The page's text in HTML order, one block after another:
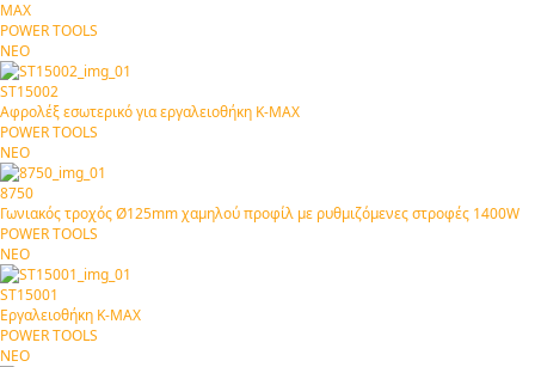
ΜΑΧ
POWER TOOLS
ΝΕΟ
ST15002
Αφρολέξ εσωτερικό για εργαλειοθήκη Κ-ΜΑΧ
POWER TOOLS
ΝΕΟ
8750
Γωνιακός τροχός Ø125mm χαμηλού προφίλ με ρυθμιζόμενες στροφές 1400W
POWER TOOLS
ΝΕΟ
ST15001
Εργαλειοθήκη Κ-ΜΑΧ
POWER TOOLS
ΝΕΟ